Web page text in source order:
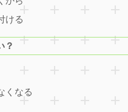
ける
？
くなる